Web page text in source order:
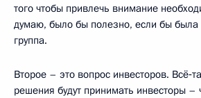
того чтобы привлечь внимание
думаю, было бы полезно, если бы была
группа.
Второе – это вопрос инвесторов.
решения будут принимать инвесторы –